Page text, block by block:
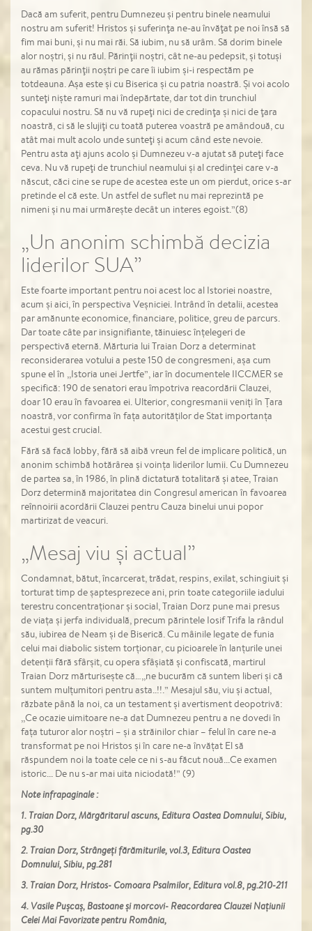
Dacă am suferit, pentru Dumnezeu şi pentru binele neamului
nostru am suferit! Hristos şi suferinţa ne-au învăţat pe noi însă să
fim mai buni, şi nu mai răi. Să iubim, nu să urâm. Să dorim binele
alor noştri, şi nu răul. Părinţii noştri, cât ne-au pedepsit, şi totuşi
au rămas părinţii noştri pe care îi iubim şi-i respectăm pe
totdeauna. Aşa este şi cu Biserica şi cu patria noastră. Şi voi acolo
sunteţi nişte ramuri mai îndepărtate, dar tot din trunchiul
copacului nostru. Să nu vă rupeţi nici de credinţa şi nici de ţara
noastră, ci să le slujiţi cu toată puterea voastră pe amândouă, cu
atât mai mult acolo unde sunteţi şi acum când este nevoie.
Pentru asta aţi ajuns acolo şi Dumnezeu v-a ajutat să puteţi face
ceva. Nu vă rupeţi de trunchiul neamului şi al credinţei care v-a
născut, căci cine se rupe de acestea este un om pierdut, orice s-ar
pretinde el că este. Un astfel de suflet nu mai reprezintă pe
nimeni şi nu mai urmăreşte decât un interes egoist.”(8)
„Un anonim schimbă decizia
liderilor SUA”
Este foarte important pentru noi acest loc al Istoriei noastre,
acum și aici, în perspectiva Veșniciei. Intrând în detalii, acestea
par amănunte economice, financiare, politice, greu de parcurs.
Dar toate câte par insignifiante, tăinuiesc înțelegeri de
perspectivă eternă. Mărturia lui Traian Dorz a determinat
reconsiderarea votului a peste 150 de congresmeni, așa cum
spune el în ,,Istoria unei Jertfe”, iar în documentele IICCMER se
specifică: 190 de senatori erau împotriva reacordării Clauzei,
doar 10 erau în favoarea ei. Ulterior, congresmanii veniți în Țara
noastră, vor confirma în fața autorităților de Stat importanța
acestui gest crucial.
Fără să facă lobby, fără să aibă vreun fel de implicare politică, un
anonim schimbă hotărârea și voința liderilor lumii. Cu Dumnezeu
de partea sa, în 1986, în plină dictatură totalitară și atee, Traian
Dorz determină majoritatea din Congresul american în favoarea
reînnoirii acordării Clauzei pentru Cauza binelui unui popor
martirizat de veacuri.
„Mesaj viu și actual”
Condamnat, bătut, încarcerat, trădat, respins, exilat, schingiuit și
torturat timp de șaptesprezece ani, prin toate categoriile iadului
terestru concentraționar și social, Traian Dorz pune mai presus
de viața și jerfa individuală, precum părintele Iosif Trifa la rândul
său, iubirea de Neam și de Biserică. Cu mâinile legate de funia
celui mai diabolic sistem torționar, cu picioarele în lanțurile unei
detenții fără sfârșit, cu opera sfâșiată și confiscată, martirul
Traian Dorz mărturisește că…,,ne bucurăm că suntem liberi și că
suntem mulțumitori pentru asta..!!.” Mesajul său, viu și actual,
răzbate până la noi, ca un testament și avertisment deopotrivă:
,,Ce ocazie uimitoare ne-a dat Dumnezeu pentru a ne dovedi în
fața tuturor alor noștri – și a străinilor chiar – felul în care ne-a
transformat pe noi Hristos și în care ne-a învățat El să
răspundem noi la toate cele ce ni s-au făcut nouă...Ce examen
istoric... De nu s-ar mai uita niciodată!” (9)
Note infrapaginale :
1. Traian Dorz, Mărgăritarul ascuns, Editura Oastea Domnului, Sibiu,
pg.30
2. Traian Dorz, Strângeți fărămiturile,vol.3, Editura Oastea
Domnului,Sibiu, pg.281
3. Traian Dorz, Hristos- Comoara Psalmilor, Editura vol.8, pg.210-211
4. Vasile Pușcaș, Bastoane și morcovi- Reacordarea Clauzei Națiunii
CeleiMai Favorizate pentru România,